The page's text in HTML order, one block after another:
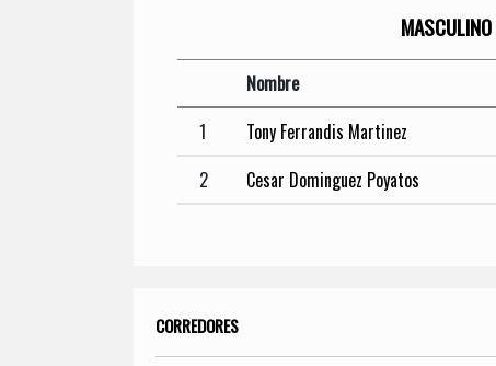
MASCULINO
Nombre
1
Tony Ferrandis Martinez
2
Cesar Dominguez Poyatos
CORREDORES